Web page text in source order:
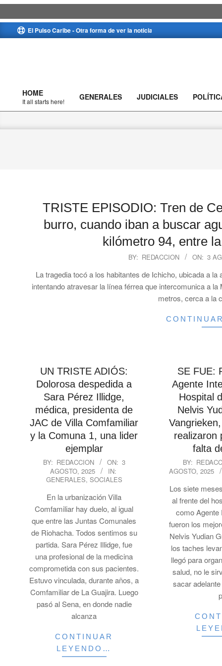
to
El Pulso Caribe - Otra forma de ver la noticia
Primary
Navigation
HOME
It all starts here! GENERALES JUDICIALES
TRISTE EPISODIO: Tren de
burro, cuando iban a buscar
kilómetro 94, entre
03
BY: REDACCION ON: 3
La tragedia tocó a los habitantes de Ichicho, ubicada a
intentando atravesar la línea férrea que intercomunica a
metros, cerca a la
UN TRISTE ADIÓS:
Dolorosa despedida a
Sara Pérez Illidge,
médica, presidenta de
JAC de Villa Comfamiliar
y la Comuna 1, una lider
ejemplar
2025-BY: REDACCION ON: 3
AGOSTO, 2025
IN:
GENERALES, SOCIALES
En la urbanización Villa
Comfamiliar hay duelo, al igual
que entre las Juntas Comunales
de Riohacha. Todos sentimos su
partida. Sara Pérez Illidge, fue
una profesional de la medicina
comprometida con sus pacientes.
Estuvo vinculada, durante años, a
Comfamiliar de La Guajira. Luego
pasó al Sena, en donde nadie
alcanza
CONTINUAR
LEYENDO…
SE FUE:
Agente
Hospital
Nelvis
realizaron
falta
2025-
08-
03
BY:
AGOSTO, 2025
Los siete
al frente del
como Agente
fueron los
Nelvis Yudian
los taches
llegó para
salud, no le
sacar